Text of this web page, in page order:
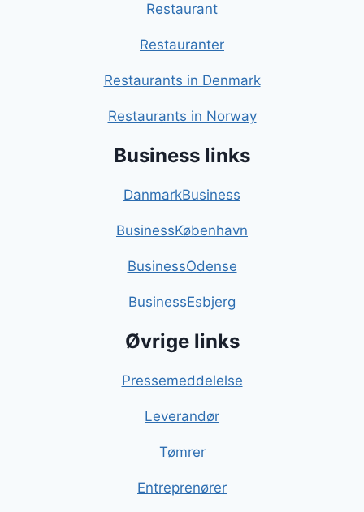
Restaurant
Restauranter
Restaurants in Denmark
Restaurants in Norway
Business links
DanmarkBusiness
BusinessKøbenhavn
BusinessOdense
BusinessEsbjerg
Øvrige links
Pressemeddelelse
Leverandør
Tømrer
Entreprenører